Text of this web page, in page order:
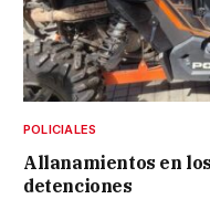
POLICIALES
Allanamientos en
detenciones